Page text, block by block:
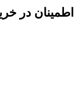
اطمینان در